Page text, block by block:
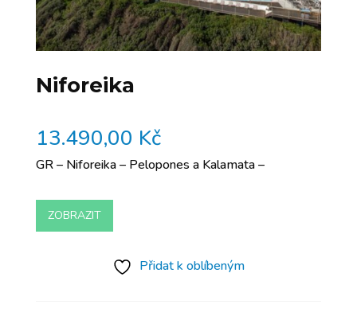
Niforeika
13.490,00 Kč
GR – Niforeika – Pelopones a Kalamata –
ZOBRAZIT
Přidat k oblíbeným